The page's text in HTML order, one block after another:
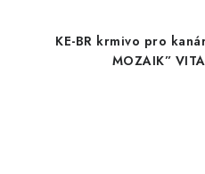
KE-BR krmivo pro
MOZAIK”